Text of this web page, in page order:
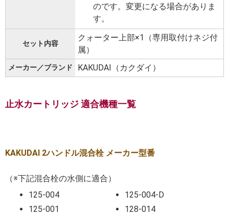
のです。変更になる場合がありま
す。
セット内容
クォーター上部×1（専用取付けネジ付
属）
メーカー／ブランド KAKUDAI（カクダイ）
止水カートリッジ 適合機種一覧
KAKUDAI 2ハンドル混合栓 メーカー型番
（※下記混合栓の水側に適合）
125-004
125-004-D
125-001
128-014